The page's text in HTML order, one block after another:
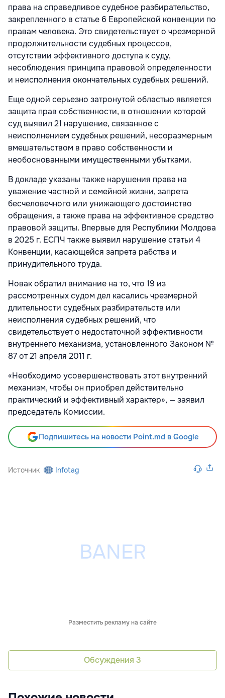
права на справедливое судебное разбирательство,
закрепленного в статье 6 Европейской конвенции по
правам человека. Это свидетельствует о чрезмерной
продолжительности судебных процессов,
отсутствии эффективного доступа к суду,
несоблюдения принципа правовой определенности
и неисполнения окончательных судебных решений.
Еще одной серьезно затронутой областью является
защита прав собственности, в отношении которой
суд выявил 21 нарушение, связанное с
неисполнением судебных решений, несоразмерным
вмешательством в право собственности и
необоснованными имущественными убытками.
В докладе указаны также нарушения права на
уважение частной и семейной жизни, запрета
бесчеловечного или унижающего достоинство
обращения, а также права на эффективное средство
правовой защиты. Впервые для Республики Молдова
в 2025 г. ЕСПЧ также выявил нарушение статьи 4
Конвенции, касающейся запрета рабства и
принудительного труда.
Новак обратил внимание на то, что 19 из
рассмотренных судом дел касались чрезмерной
длительности судебных разбирательств или
неисполнения судебных решений, что
свидетельствует о недостаточной эффективности
внутреннего механизма, установленного Законом №
87 от 21 апреля 2011 г.
«Необходимо усовершенствовать этот внутренний
механизм, чтобы он приобрел действительно
практический и эффективный характер», — заявил
председатель Комиссии.
Подпишитесь на новости Point.md в Google
Источник Infotag
Разместить рекламу на сайте
Обсуждения 3